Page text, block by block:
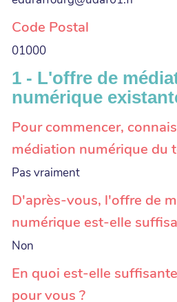
Code Postal
01000
1 - L'offre de
numérique
Pour commencer,
médiation numérique du
Pas vraiment
D'après-vous, l'offre de
numérique est-elle
Non
En quoi est-elle
pour vous ?